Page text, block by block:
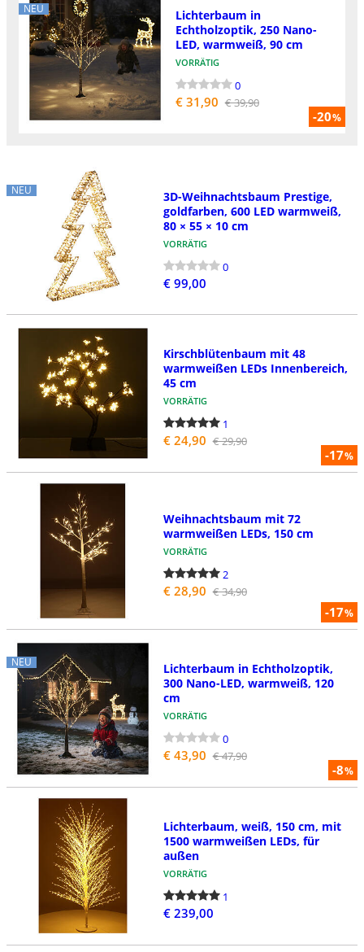
NEU
-20%
Lichterbaum in
Echtholzoptik, 250 Nano-
LED, warmweiß, 90 cm
VORRÄTIG
0
€ 31,90 € 39,90
NEU
3D-Weihnachtsbaum Prestige,
goldfarben, 600 LED warmweiß,
80 × 55 × 10 cm
VORRÄTIG
0
€ 99,00
-17%
Kirschblütenbaum mit 48
warmweißen LEDs Innenbereich,
45 cm
VORRÄTIG
1
€ 24,90 € 29,90
-17%
Weihnachtsbaum mit 72
warmweißen LEDs, 150 cm
VORRÄTIG
2
€ 28,90 € 34,90
NEU
-8%
Lichterbaum in Echtholzoptik,
300 Nano-LED, warmweiß, 120
cm
VORRÄTIG
0
€ 43,90 € 47,90
Lichterbaum, weiß, 150 cm, mit
1500 warmweißen LEDs, für
außen
VORRÄTIG
1
€ 239,00